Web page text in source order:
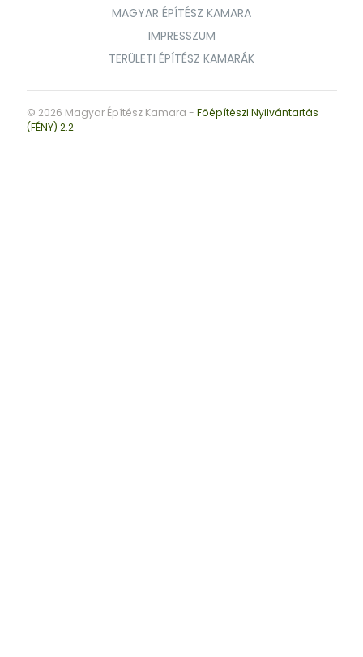
MAGYAR ÉPÍTÉSZ KAMARA
IMPRESSZUM
TERÜLETI ÉPÍTÉSZ KAMARÁK
© 2026 Magyar Építész Kamara - Főépítészi Nyilvántartás
(FÉNY) 2.2